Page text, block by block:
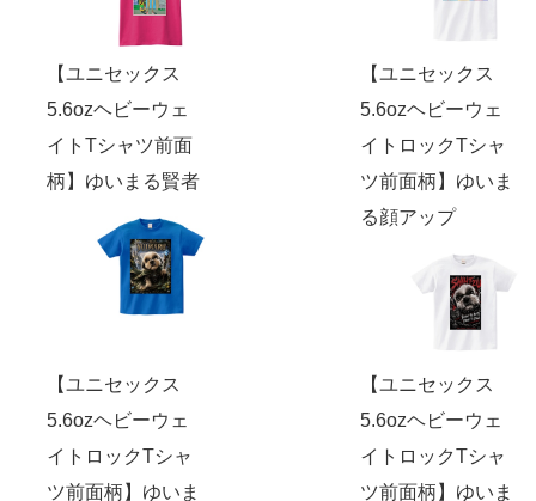
【ユニセックス
5.6ozヘビーウェ
イトTシャツ前面
柄】ゆいまる賢者
【ユニセックス
5.6ozヘビーウェ
イトロックTシャ
ツ前面柄】ゆいま
る顔アップ
【ユニセックス
5.6ozヘビーウェ
イトロックTシャ
ツ前面柄】ゆいま
【ユニセックス
5.6ozヘビーウェ
イトロックTシャ
ツ前面柄】ゆいま